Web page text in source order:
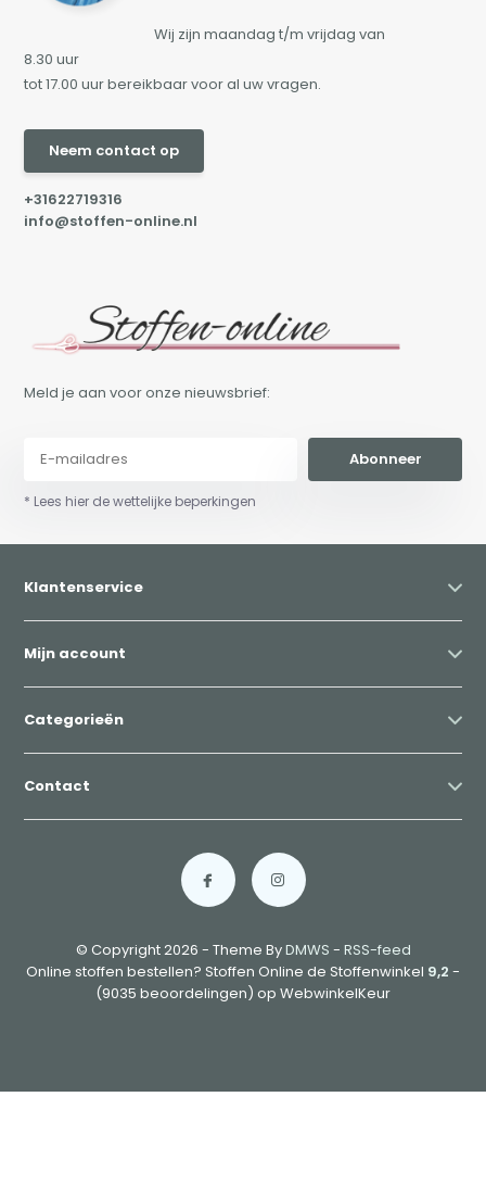
Wij zijn maandag t/m vrijdag van
8.30 uur
tot 17.00 uur bereikbaar voor al uw vragen.
Neem contact op
+31622719316
info@stoffen-online.nl
Meld je aan voor onze nieuwsbrief:
Abonneer
* Lees hier de wettelijke beperkingen
Klantenservice
Mijn account
Categorieën
Contact
© Copyright 2026 - Theme ByDMWS - RSS-feed
Online stoffen bestellen? Stoffen Online de Stoffenwinkel 9,2 -
(9035 beoordelingen) op WebwinkelKeur